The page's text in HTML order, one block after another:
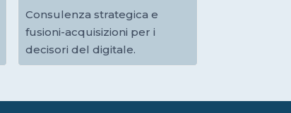
Consulenza strategica e
fusioni-acquisizioni per i
decisori del digitale.